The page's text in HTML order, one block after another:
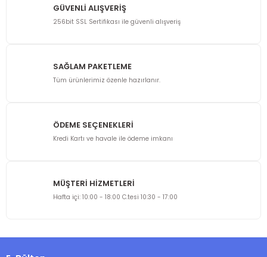
GÜVENLİ ALIŞVERİŞ
256bit SSL Sertifikası ile güvenli alışveriş
SAĞLAM PAKETLEME
Tüm ürünlerimiz özenle hazırlanır.
ÖDEME SEÇENEKLERİ
Kredi Kartı ve havale ile ödeme imkanı
MÜŞTERİ HİZMETLERİ
Hafta içi: 10:00 - 18:00 C.tesi 10:30 - 17:00